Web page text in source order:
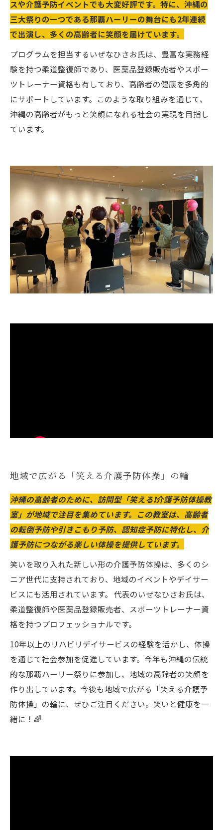
スや介護予防イベントでも大変好評です。特に、沖縄の
三大祭りの一つである那覇ハーリーの舞台にも2年連続
で出演し、多くの高齢者に笑顔を届けています。
プログラムを担当するいぜなひさお氏は、豊富な実務経
験を持つ柔道整復師であり、医薬品登録販売者やスポー
ツトレーナー資格も有しており、高齢者の健康を多角的
にサポートしています。このような取り組みを通じて、
沖縄の高齢者がもっと笑顔になれる社会の実現を目指し
ています。
地域で広がる「笑える介護予防体操」の輪
沖縄の高齢者のために、訪問型「笑える❗️介護予防体操教
室」が地域で注目を集めています。この教室は、高齢者
の転倒予防や引きこもり予防、認知症予防に特化し、介
護予防につながる楽しい体操を提供しています。
笑いを取り入れた新しい形の介護予防体操は、多くのシ
ニア世代に支持されており、地域のイベントやデイサー
ビスにも活用されています。 代表のいぜなひさお氏は、
柔道整復師や医薬品登録販売者、スポーツトレーナー資
格を持つプロフェッショナルです。
10年以上のリハビリデイサービスの経験を活かし、体操
を通じて社会参加を促進しています。今年も沖縄の伝統
的な那覇ハーリー祭りに参加し、地域の高齢者の笑顔を
作り出しています。今後も地域で広がる「笑える介護予
防体操」の輪に、ぜひご注目ください。笑いと健康を一
緒に！🌈